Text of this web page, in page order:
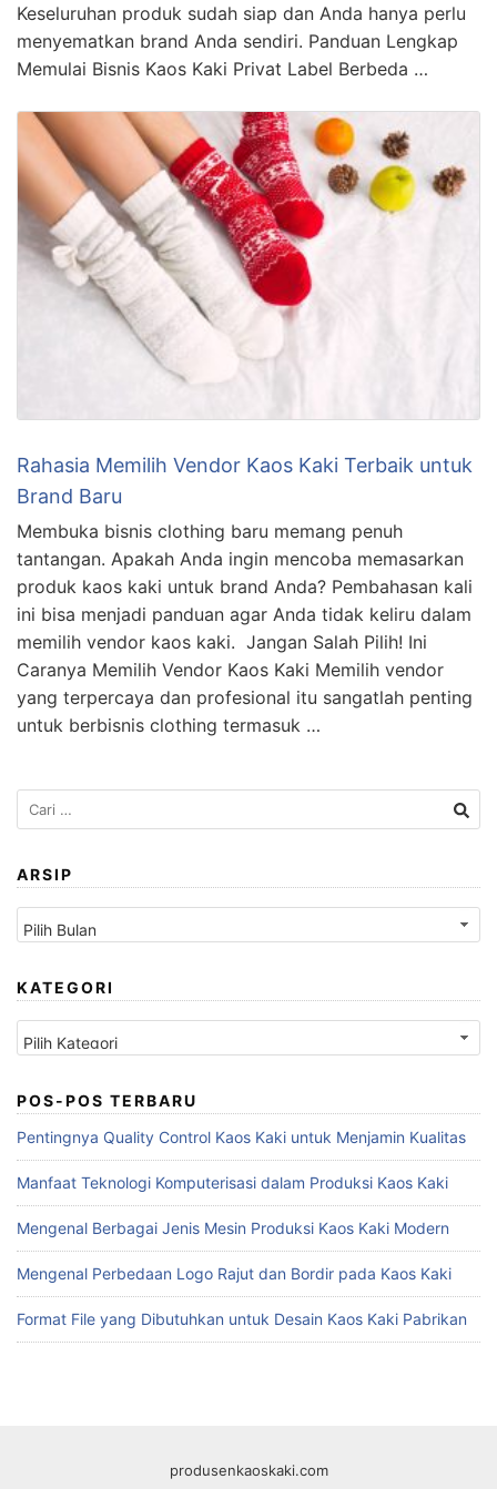
Keseluruhan produk sudah siap dan Anda hanya perlu
menyematkan brand Anda sendiri. Panduan Lengkap
Memulai Bisnis Kaos Kaki Privat Label Berbeda …
Rahasia Memilih Vendor Kaos Kaki Terbaik untuk
Brand Baru
Membuka bisnis clothing baru memang penuh
tantangan. Apakah Anda ingin mencoba memasarkan
produk kaos kaki untuk brand Anda? Pembahasan kali
ini bisa menjadi panduan agar Anda tidak keliru dalam
memilih vendor kaos kaki. Jangan Salah Pilih! Ini
Caranya Memilih Vendor Kaos Kaki Memilih vendor
yang terpercaya dan profesional itu sangatlah penting
untuk berbisnis clothing termasuk …
Cari
untuk:
ARSIP
Arsip
KATEGORI
Kategori
POS-POS TERBARU
Pentingnya Quality Control Kaos Kaki untuk Menjamin Kualitas
Manfaat Teknologi Komputerisasi dalam Produksi Kaos Kaki
Mengenal Berbagai Jenis Mesin Produksi Kaos Kaki Modern
Mengenal Perbedaan Logo Rajut dan Bordir pada Kaos Kaki
Format File yang Dibutuhkan untuk Desain Kaos Kaki Pabrikan
produsenkaoskaki.com